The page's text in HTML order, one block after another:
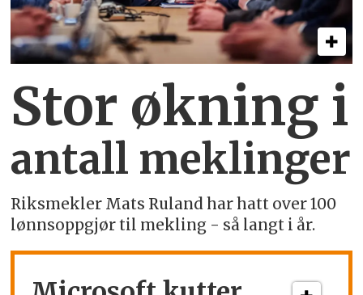
Stor økning i
antall meklinger
Riksmekler Mats Ruland har hatt over 100
lønnsoppgjør til mekling - så langt i år.